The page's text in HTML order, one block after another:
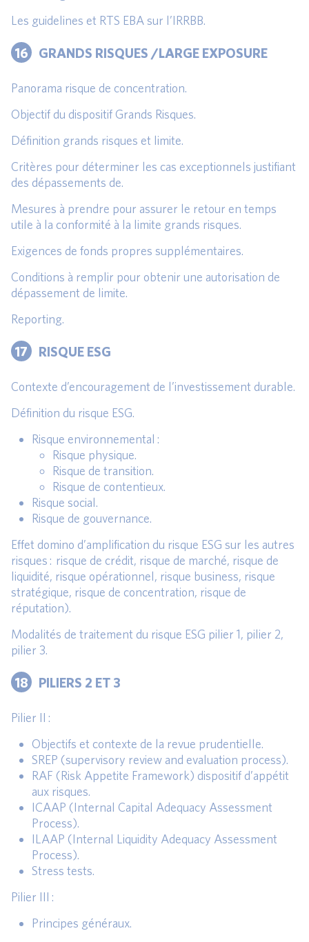
Les guidelines et RTS EBA sur l’IRRBB.
16 GRANDS RISQUES /LARGE EXPOSURE
Panorama risque de concentration.
Objectif du dispositif Grands Risques.
Définition grands risques et limite.
Critères pour déterminer les cas exceptionnels justifiant
des dépassements de.
Mesures à prendre pour assurer le retour en temps
utile à la conformité à la limite grands risques.
Exigences de fonds propres supplémentaires.
Conditions à remplir pour obtenir une autorisation de
dépassement de limite.
Reporting.
17 RISQUE ESG
Contexte d’encouragement de l’investissement durable.
Définition du risque ESG.
Risque environnemental :
Risque physique.
Risque de transition.
Risque de contentieux.
Risque social.
Risque de gouvernance.
Effet domino d’amplification du risque ESG sur les autres
risques : risque de crédit, risque de marché, risque de
liquidité, risque opérationnel, risque business, risque
stratégique, risque de concentration, risque de
réputation).
Modalités de traitement du risque ESG pilier 1, pilier 2,
pilier 3.
18 PILIERS 2 ET 3
Pilier II :
Objectifs et contexte de la revue prudentielle.
SREP (supervisory review and evaluation process).
RAF (Risk Appetite Framework) dispositif d’appétit
aux risques.
ICAAP (Internal Capital Adequacy Assessment
Process).
ILAAP (Internal Liquidity Adequacy Assessment
Process).
Stress tests.
Pilier III :
Principes généraux.